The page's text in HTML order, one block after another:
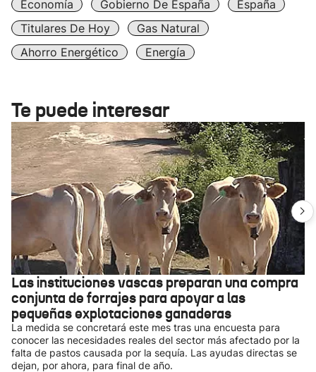
Economía Gobierno De España
España
Titulares De Hoy
Gas Natural
Ahorro Energético
Energía
Te puede interesar
Las instituciones vascas preparan una compra
conjunta de forrajes para apoyar a las
pequeñas explotaciones ganaderas
La medida se concretará este mes tras una encuesta para
conocer las necesidades reales del sector más afectado por la
falta de pastos causada por la sequía. Las ayudas directas se
dejan, por ahora, para final de año.